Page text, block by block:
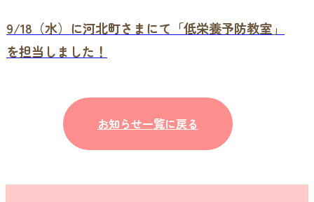
9/18（水）に河北町さまにて「低栄養予防教室」
を担当しました！
お知らせ一覧に戻る